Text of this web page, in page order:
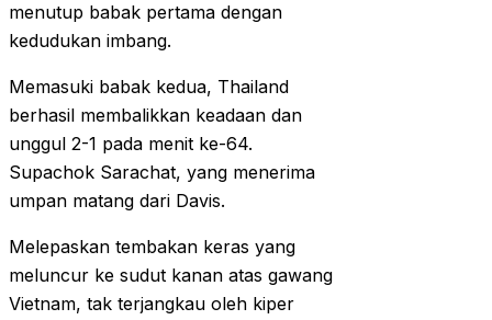
menutup babak pertama dengan
kedudukan imbang.
Memasuki babak kedua, Thailand
berhasil membalikkan keadaan dan
unggul 2-1 pada menit ke-64.
Supachok Sarachat, yang menerima
umpan matang dari Davis.
Melepaskan tembakan keras yang
meluncur ke sudut kanan atas gawang
Vietnam, tak terjangkau oleh kiper